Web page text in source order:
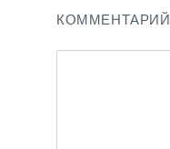
КОММЕНТАРИЙ